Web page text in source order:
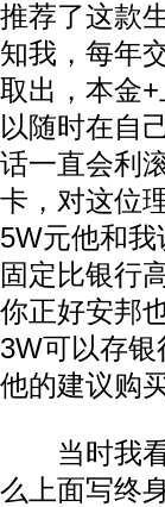
推荐了这款
知我，每年
取出，本金
以随时在自
话一直会利
卡，对这位
5W元他和
固定比银行
你正好安邦
3W可以存
他的建议购
当时我看
么上面写终